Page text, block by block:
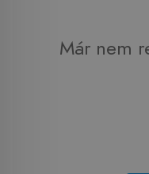
Már nem